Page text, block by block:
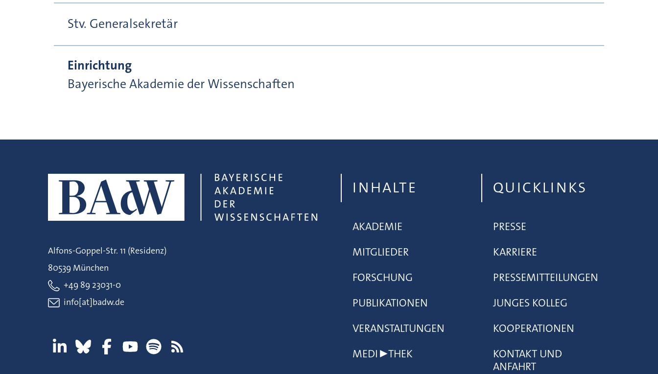
Stv. Generalsekretär
Einrichtung
Bayerische Akademie der Wissenschaften
Alfons-Goppel-Str. 11 (Residenz)
80539 München
+49 89 23031-0
info[at]badw.de
INHALTE
AKADEMIE
MITGLIEDER
FORSCHUNG
PUBLIKATIONEN
VERANSTALTUNGEN
MEDI▶THEK
QUICKLINKS
PRESSE
KARRIERE
PRESSEMITTEILUNGEN
JUNGES KOLLEG
KOOPERATIONEN
KONTAKT UND
ANFAHRT